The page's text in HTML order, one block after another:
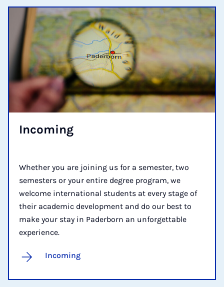
In­com­ing
Whether you are joining us for a semester, two
semesters or your entire degree program, we
welcome international students at every stage of
their academic development and do our best to
make your stay in Paderborn an unforgettable
experience.
Incoming